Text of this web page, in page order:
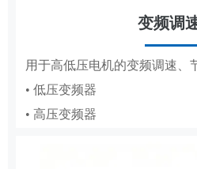
变频调
用于高低压电机的变频调速、
• 低压变频器
• 高压变频器
DCS
适配纸浆造纸、水利工程的集
• 纸浆造纸DCS
分布式储能，满足企业峰谷节